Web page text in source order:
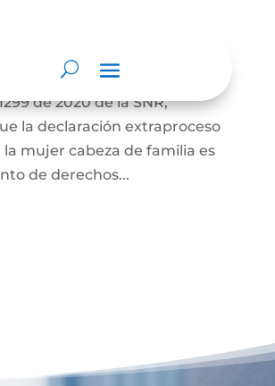
para Mujeres.
informar que La
de 2020 de la SNR,
la declaración extraproceso
mujer cabeza de familia es
de derechos...